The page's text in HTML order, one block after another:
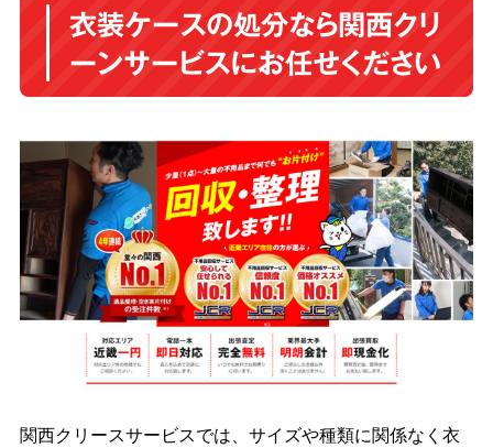
衣装ケースの処分なら関西クリ
ーンサービスにお任せください
関西クリースサービスでは、サイズや種類に関係なく衣